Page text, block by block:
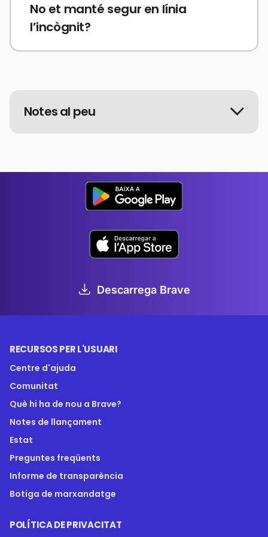
No et manté segur en línia
l’incògnit?
Notes al peu
Descarrega Brave
RECURSOS PER L'USUARI
Centre d'ajuda
Comunitat
Què hi ha de nou a Brave?
Notes de llançament
Estat
Preguntes freqüents
Informe de transparència
Botiga de marxandatge
POLÍTICA DE PRIVACITAT